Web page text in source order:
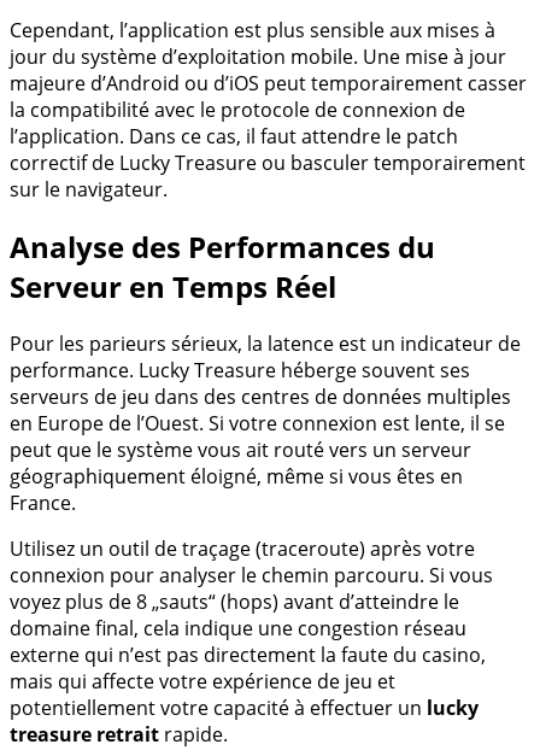
Cependant, l’application est plus sensible aux mises à
jour du système d’exploitation mobile. Une mise à jour
majeure d’Android ou d’iOS peut temporairement casser
la compatibilité avec le protocole de connexion de
l’application. Dans ce cas, il faut attendre le patch
correctif de Lucky Treasure ou basculer temporairement
sur le navigateur.
Analyse des Performances du
Serveur en Temps Réel
Pour les parieurs sérieux, la latence est un indicateur de
performance. Lucky Treasure héberge souvent ses
serveurs de jeu dans des centres de données multiples
en Europe de l’Ouest. Si votre connexion est lente, il se
peut que le système vous ait routé vers un serveur
géographiquement éloigné, même si vous êtes en
France.
Utilisez un outil de traçage (traceroute) après votre
connexion pour analyser le chemin parcouru. Si vous
voyez plus de 8 „sauts“ (hops) avant d’atteindre le
domaine final, cela indique une congestion réseau
externe qui n’est pas directement la faute du casino,
mais qui affecte votre expérience de jeu et
potentiellement votre capacité à effectuer un lucky
treasure retrait rapide.